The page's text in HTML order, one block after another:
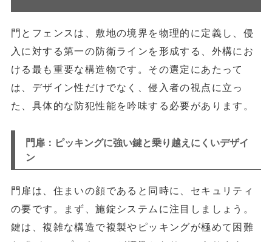
門とフェンスは、敷地の境界を物理的に定義し、侵
入に対する第一の防衛ラインを形成する、外構にお
ける最も重要な構造物です。その選定にあたって
は、デザイン性だけでなく、侵入者の視点に立っ
た、具体的な防犯性能を吟味する必要があります。
門扉：ピッキングに強い鍵と乗り越えにくいデザイ
ン
門扉は、住まいの顔であると同時に、セキュリティ
の要です。まず、施錠システム に注目しましょう。
鍵は、複雑な構造で複製やピッキングが極めて困難